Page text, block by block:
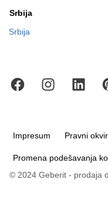
Srbija
Srbija
© 2024 Geberit - prodaja
Impresum Pravni
Promena podešavanja